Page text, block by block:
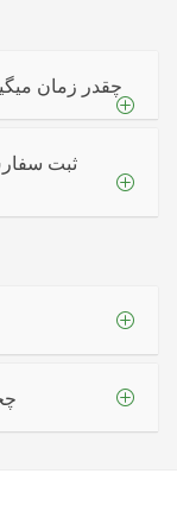
چقدر زمان
ثبت